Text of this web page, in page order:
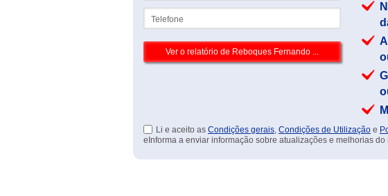
Li e aceito as Condições gerais, Condições de Utilização e
eInforma a enviar informação sobre atualizações e melhorias do